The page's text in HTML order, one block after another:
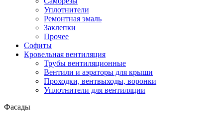
Уплотнители
Ремонтная эмаль
Заклепки
Прочее
Софиты
Кровельная вентиляция
Трубы вентиляционные
Вентили и аэраторы для крыши
Проходки, вентвыходы, воронки
Уплотнители для вентиляции
Фасады